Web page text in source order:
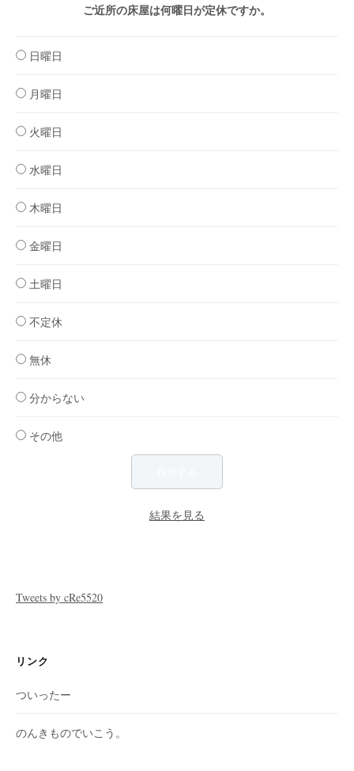
ご近所の床屋は何曜日が定休ですか。
日曜日
月曜日
火曜日
水曜日
木曜日
金曜日
土曜日
不定休
無休
分からない
その他
結果を見る
Tweets by cRe5520
リンク
ついったー
のんきものでいこう。